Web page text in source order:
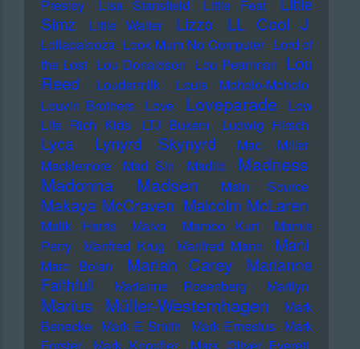
Presley
Lisa Stansfield Little Feat
Simz
Little Walter Lizzo LL Cool J
Lollapalooza Look Mum No Computer Lord of
the Lost Lou Donaldson Lou Pearlman Lou
Reed
Loudermilk
Louis Moholo-Moholo
Louvin Brothers
Love Loveparade
Low
Life Rich Kids
LTJ Bukem Ludwig Hirsch
Lyca Lynyrd Skynyrd
Mac Miller
Macklemore
Mad Sin Madlib
Madness
Madonna
Madsen Main Source
Makaya McCraven Malcolm McLaren
Malik Harris Malva Mambo Kurt
Mamie
Perry
Manfred Krug Manfred Mann Mani
Marc Bolan Mariah Carey
Marianne
Faithfull
Marianne Rosenberg Marilyn
Marius Müller-Westernhagen
Mark
Benecke Mark E Smith Mark Ernestus Mark